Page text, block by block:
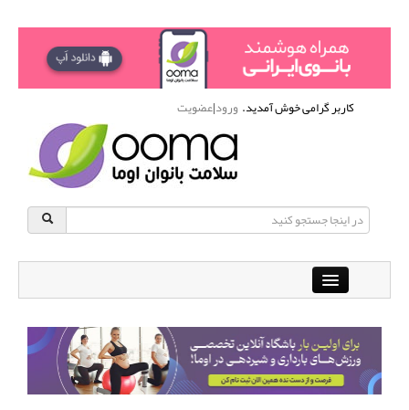
کاربر گرامی خوش آمدید.ورود|عضویت
باشگاه آنلاین ورزشی اوما
دانشنامه سلامت بانوان پرسش و پاسخ